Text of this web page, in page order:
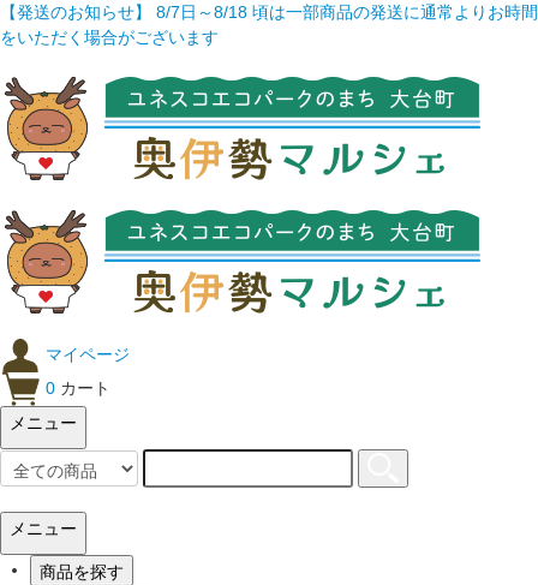
【発送のお知らせ】 8/7日～8/18 頃は一部商品の発送に通常よりお時間
をいただく場合がございます
マイページ
0 カート
メニュー
メニュー
商品を探す